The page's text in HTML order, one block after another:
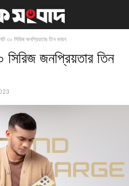
৩০ সিরিজ জনপ্রিয়তার তিন কারন
সিরিজ জনপ্রিয়তার তিন